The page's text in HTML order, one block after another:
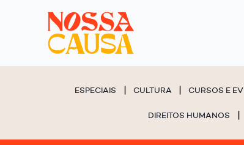
ESPECIAIS CULTURA CURSOS E
DIREITOS HUMANOS